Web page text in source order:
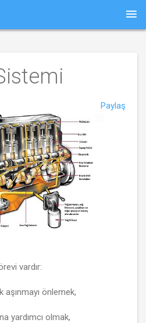
Paylaş
vardır:
önlemek,
yardımcı olmak,